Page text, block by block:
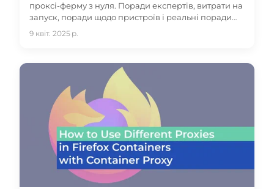
проксі-ферму з нуля. Поради експертів, витрати на
запуск, поради щодо пристроїв і реальні поради
від надійного продавця iProxy в США - все в одному
посібнику.
9 квіт. 2025 р.